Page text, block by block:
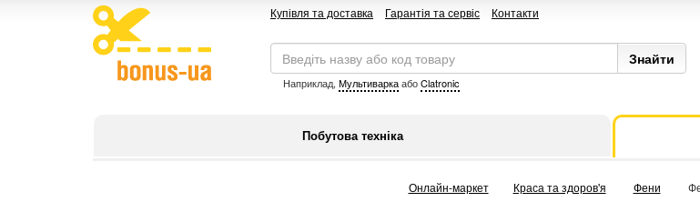
Купівля та доставка Гарантія та сервіс Контакти
Наприклад, МультиваркаабоClatronic
Побутова техніка
Онлайн-маркет Краса та здоров'я Фени